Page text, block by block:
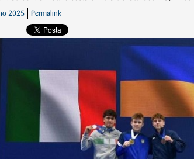
2025 Permalink